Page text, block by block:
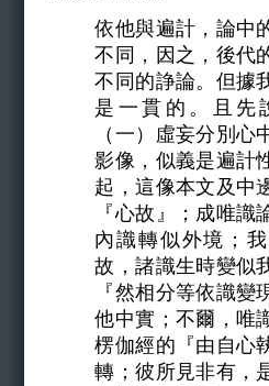
依他與遍計，論中
不同，因之，後代
不同的諍論。但據
是一貫的。且先
（一）虛妄分別心
影像，似義是遍計
起，這像本文及中
『心故』；成唯識
內識轉似外境；
故，諸識生時變似
『然相分等依識變
他中實；不爾，唯
楞伽經的『由自心
轉；彼所見非有，